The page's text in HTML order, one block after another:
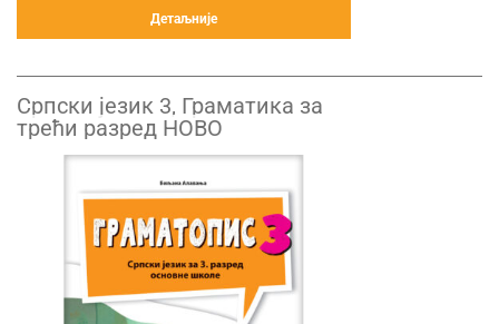
Детаљније
Српски језик 3, Граматика за
трећи разред НОВО